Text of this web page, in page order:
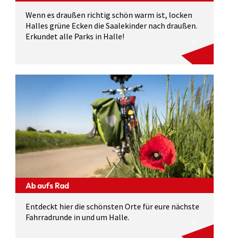
Wenn es draußen richtig schön warm ist, locken
Halles grüne Ecken die Saalekinder nach draußen.
Erkundet alle Parks in Halle!
Ab aufs Rad
Entdeckt hier die schönsten Orte für eure nächste
Fahrradrunde in und um Halle.